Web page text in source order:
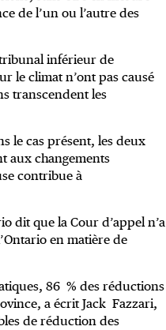
de l’un ou l’autre des
inférieur de
le climat n’ont pas causé
transcendent les
le cas présent, les deux
aux changements
contribue à
dit que la Cour d’appel n’a
en matière de
86 % des réductions
a écrit Jack Fazzari,
de réduction des